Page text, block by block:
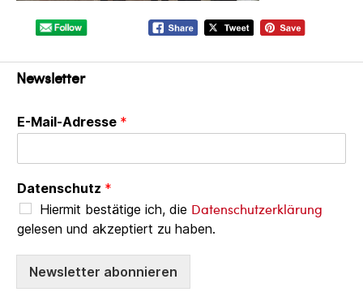
Newsletter
E-Mail-Adresse *
Datenschutz *
Hiermit bestätige ich, die Datenschutzerklärung
gelesen und akzeptiert zu haben.
Newsletter abonnieren